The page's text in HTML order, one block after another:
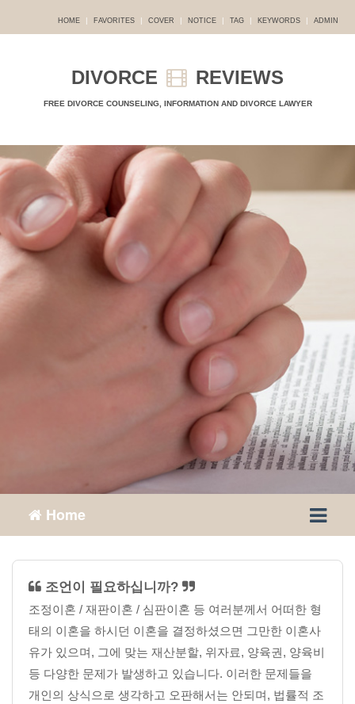
HOME | FAVORITES | COVER | NOTICE | TAG | KEYWORDS | ADMIN
DIVORCE REVIEWS
FREE DIVORCE COUNSELING, INFORMATION AND DIVORCE LAWYER
Home
조언이 필요하십니까?
조정이혼 / 재판이혼 / 심판이혼 등 여러분께서 어떠한 형
태의 이혼을 하시던 이혼을 결정하셨으면 그만한 이혼사
유가 있으며, 그에 맞는 재산분할, 위자료, 양육권, 양육비
등 다양한 문제가 발생하고 있습니다. 이러한 문제들을
개인의 상식으로 생각하고 오판해서는 안되며, 법률적 조